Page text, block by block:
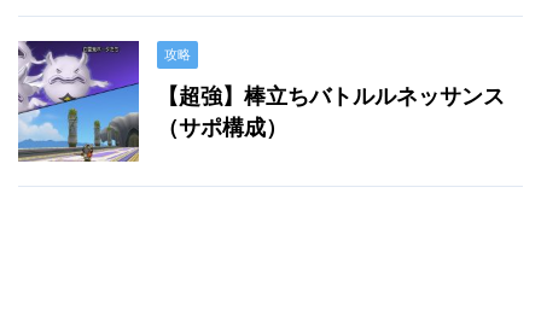
攻略
【超強】棒立ちバトルルネッサンス
（サポ構成）